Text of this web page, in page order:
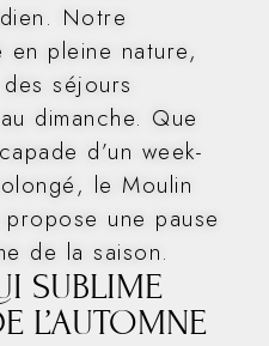
Notre
en pleine nature,
séjours
dimanche. Que
d’un week-
le Moulin
une pause
de la saison.
SUBLIME
L’AUTOMNE